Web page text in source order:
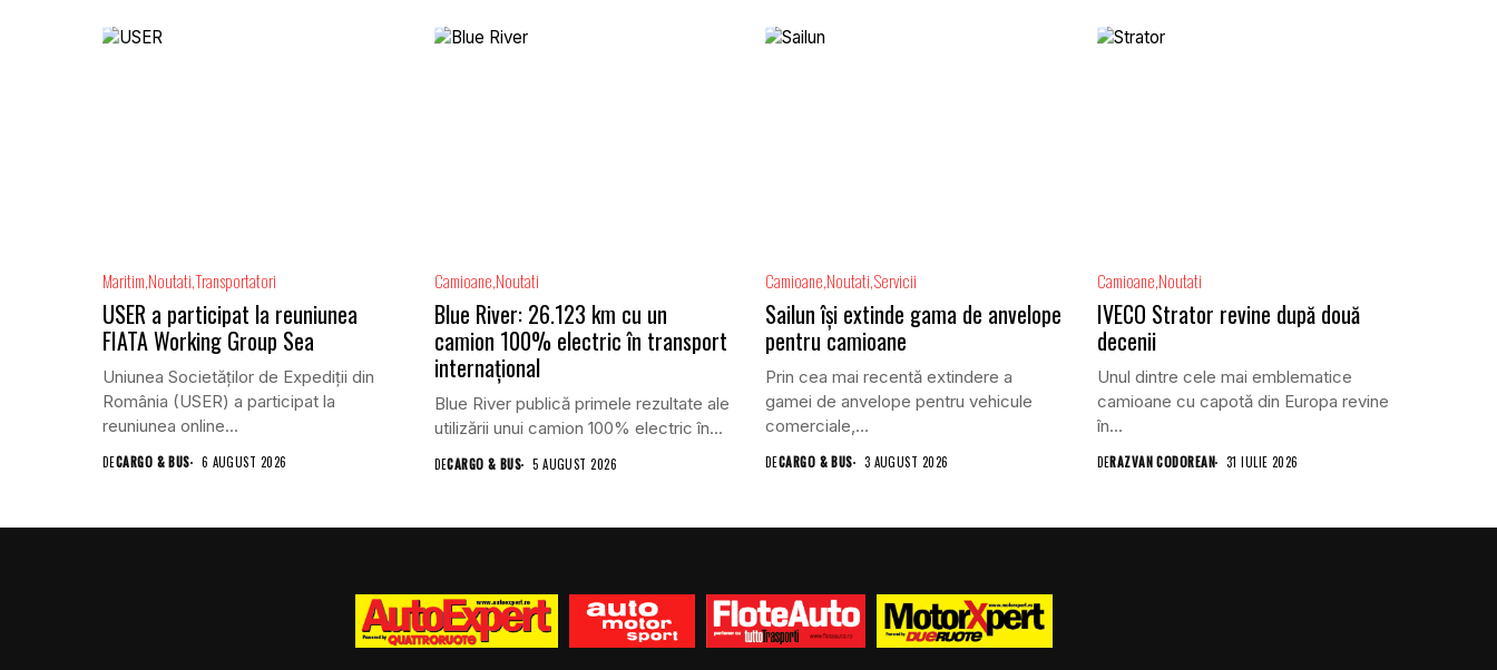
Maritim NoutatiTransportatori
USER a participat la reuniunea
FIATA Working Group Sea
Uniunea Societăților de Expediții din
România (USER) a participat la
reuniunea online...
DECARGO & BUS 6 AUGUST 2026
Camioane Noutati
Blue River: 26.123 km cu un
camion 100% electric în transport
internațional
Blue River publică primele rezultate ale
utilizării unui camion 100% electric în...
DECARGO & BUS 5 AUGUST 2026
Camioane Noutati Servicii
Sailun își extinde gama de anvelope
pentru camioane
Prin cea mai recentă extindere a
gamei de anvelope pentru vehicule
comerciale,...
DECARGO & BUS 3 AUGUST 2026
Camioane Noutati
IVECO Strator revine după două
decenii
Unul dintre cele mai emblematice
camioane cu capotă din Europa revine
în...
DERAZVAN CODOREAN 31 IULIE 2026